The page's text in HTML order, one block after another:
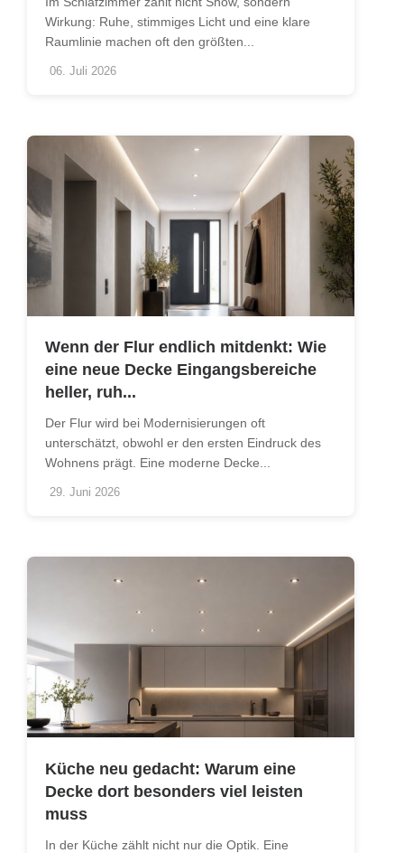
Wirkung: Ruhe, stimmiges Licht und eine klare
Raumlinie machen oft den größten...
06. Juli 2026
Wenn der Flur endlich mitdenkt: Wie
eine neue Decke Eingangsbereiche
heller, ruh...
Der Flur wird bei Modernisierungen oft
unterschätzt, obwohl er den ersten Eindruck des
Wohnens prägt. Eine moderne Decke...
29. Juni 2026
Küche neu gedacht: Warum eine
Decke dort besonders viel leisten
muss
In der Küche zählt nicht nur die Optik. Eine